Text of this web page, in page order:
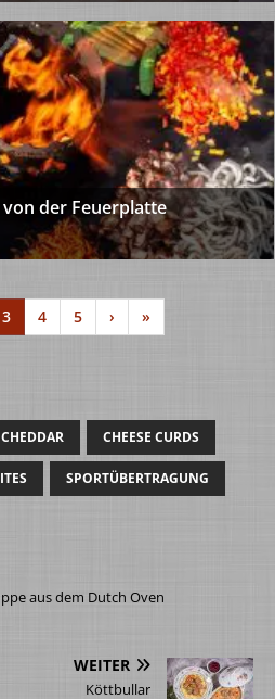
der Feuerplatte
3 4 5 › »
CHEDDAR CHEESE CURDS
SPORTÜBERTRAGUNG
aus dem Dutch Oven
WEITER
Köttbullar